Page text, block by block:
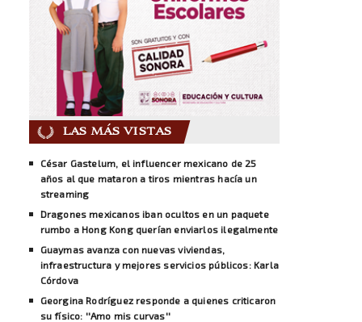
LAS MÁS VISTAS
César Gastelum, el influencer mexicano de 25
años al que mataron a tiros mientras hacía un
streaming
Dragones mexicanos iban ocultos en un paquete
rumbo a Hong Kong querían enviarlos ilegalmente
Guaymas avanza con nuevas viviendas,
infraestructura y mejores servicios públicos: Karla
Córdova
Georgina Rodríguez responde a quienes criticaron
su físico: ''Amo mis curvas''